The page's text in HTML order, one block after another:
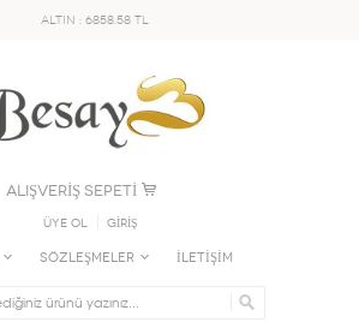
ALTIN : 6858.58 TL
ALIŞVERİŞ SEPETİ
Üye Ol GİRİŞ
SÖZLEŞMELER İLETİŞİM